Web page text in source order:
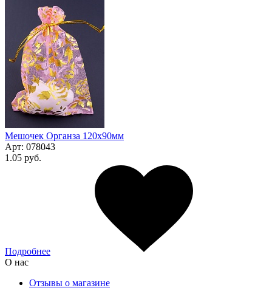
Мешочек Органза 120x90мм
Арт: 078043
1.05 руб.
Подробнее
О нас
Отзывы о магазине